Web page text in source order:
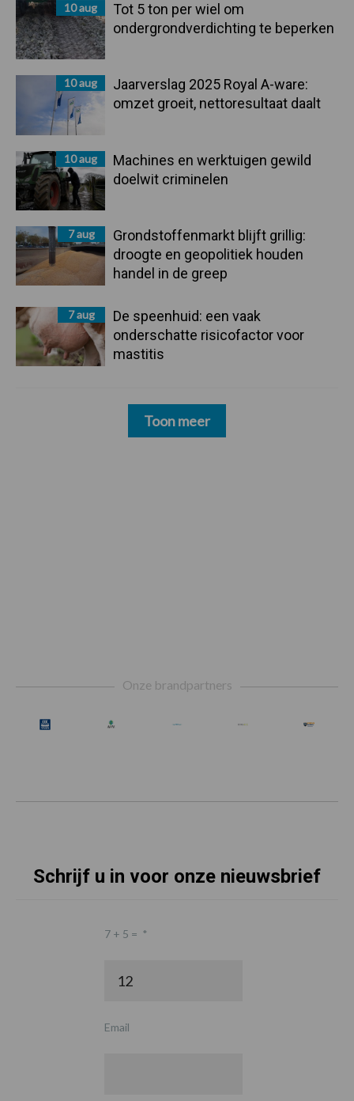
10 aug
Tot 5 ton per wiel om
ondergrondverdichting te beperken
10 aug
Jaarverslag 2025 Royal A-ware:
omzet groeit, nettoresultaat daalt
10 aug
Machines en werktuigen gewild
doelwit criminelen
7 aug
Grondstoffenmarkt blijft grillig:
droogte en geopolitiek houden
handel in de greep
7 aug
De speenhuid: een vaak
onderschatte risicofactor voor
mastitis
Toon meer
Onze brandpartners
Schrijf u in voor onze nieuwsbrief
7 + 5 = *
Email